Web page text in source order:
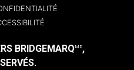
BRIDGEMARQ MD,